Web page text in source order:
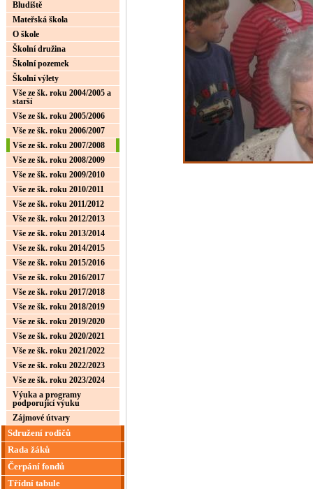
Bludiště
Mateřská škola
O škole
Školní družina
Školní pozemek
Školní výlety
Vše ze šk. roku 2004/2005 a
starší
Vše ze šk. roku 2005/2006
Vše ze šk. roku 2006/2007
Vše ze šk. roku 2007/2008
Vše ze šk. roku 2008/2009
Vše ze šk. roku 2009/2010
Vše ze šk. roku 2010/2011
Vše ze šk. roku 2011/2012
Vše ze šk. roku 2012/2013
Vše ze šk. roku 2013/2014
Vše ze šk. roku 2014/2015
Vše ze šk. roku 2015/2016
Vše ze šk. roku 2016/2017
Vše ze šk. roku 2017/2018
Vše ze šk. roku 2018/2019
Vše ze šk. roku 2019/2020
Vše ze šk. roku 2020/2021
Vše ze šk. roku 2021/2022
Vše ze šk. roku 2022/2023
Vše ze šk. roku 2023/2024
Výuka a programy
podporující výuku
Zájmové útvary
Sdružení rodičů
Rada žáků
Čerpání fondů
Třídní tabule